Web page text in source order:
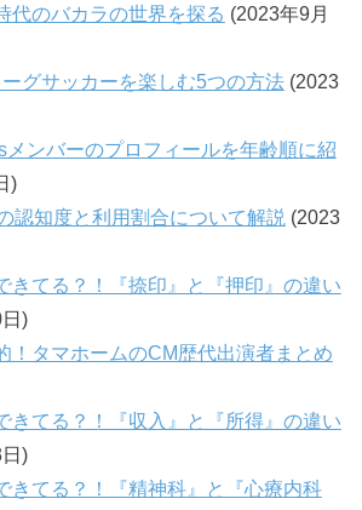
代のバカラの世界を探る (2023年9月
グサッカーを楽しむ5つの方法 (2023
ンバーのプロフィールを年齢順に紹
)
認知度と利用割合について解説 (2023
きてる？！『捺印』と『押印』の違い
)
！タマホームのCM歴代出演者まとめ
きてる？！『収入』と『所得』の違い
)
きてる？！『精神科』と『心療内科